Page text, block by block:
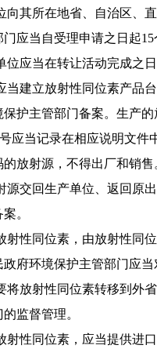
向其所在地省、自治区、
应当自受理申请之日起15
位应当在转让活动完成之
建立放射性同位素产品台
护主管部门备案。 生产的
应当记录在相应说明文件
放射源，不得出厂和销售
源交回生产单位、返回原
。
射性同位素，由放射性同
府环境保护主管部门应当
将放射性同位素转移到外
监督管理。
射性同位素，应当提供进